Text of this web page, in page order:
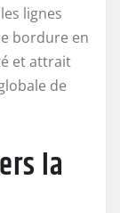
lignes
bordure en
et attrait
de
la